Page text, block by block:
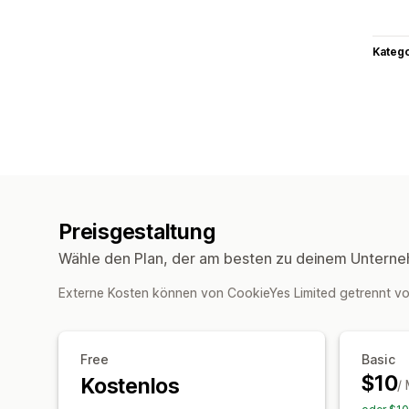
Preisgestaltung
Wähle den Plan, der am besten zu deinem
Externe Kosten können von CookieYes Limited getrennt
Free
Kostenlos
Basic
$10/